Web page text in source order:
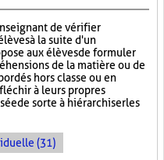
de vérifier
à la suite d'un
aux élèves de formuler
de la matière ou de
hors classe ou en
à leurs propres
de sorte à hiérarchiser les
(31)